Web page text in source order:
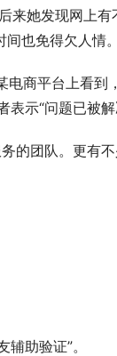
来她发现网上有
也免得欠人情
商平台上看到
示“问题已被解
的团队。更有
助验证”。